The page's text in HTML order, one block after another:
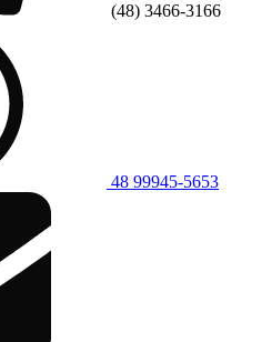
(48) 3466-3166
48 99945-5653